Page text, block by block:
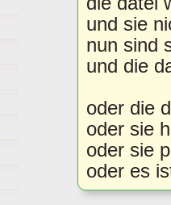
und sie
nun sind
und die
oder die
oder sie
oder sie
oder es